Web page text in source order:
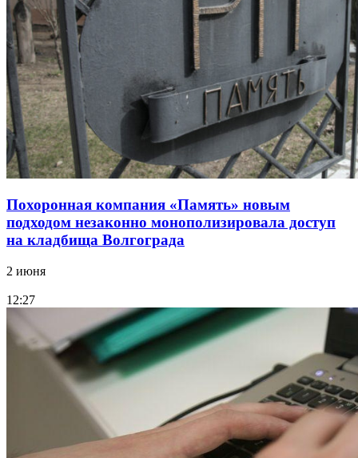
Похоронная компания «Память» новым
подходом незаконно монополизировала доступ
на кладбища Волгограда
2 июня
12:27